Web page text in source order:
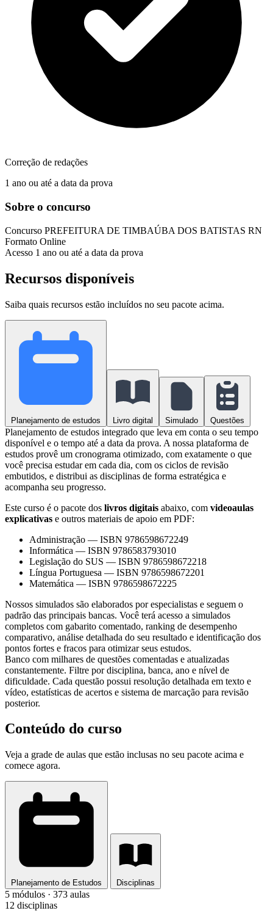
Correção de redações
1 ano ou até a data da prova
Sobre o concurso
Concurso PREFEITURA DE TIMBAÚBA DOS BATISTAS RN
Formato Online
Acesso 1 ano ou até a data da prova
Recursos disponíveis
Saiba quais recursos estão incluídos no seu pacote acima.
Planejamento de estudos Livro digital Simulado Questões
Planejamento de estudos integrado que leva em conta o seu tempo
disponível e o tempo até a data da prova. A nossa plataforma de
estudos provê um cronograma otimizado, com exatamente o que
você precisa estudar em cada dia, com os ciclos de revisão
embutidos, e distribui as disciplinas de forma estratégica e
acompanha seu progresso.
Este curso é o pacote dos livros digitais abaixo, com videoaulas
explicativas e outros materiais de apoio em PDF:
Administração — ISBN 9786598672249
Informática — ISBN 9786583793010
Legislação do SUS — ISBN 9786598672218
Língua Portuguesa — ISBN 9786598672201
Matemática — ISBN 9786598672225
Nossos simulados são elaborados por especialistas e seguem o
padrão das principais bancas. Você terá acesso a simulados
completos com gabarito comentado, ranking de desempenho
comparativo, análise detalhada do seu resultado e identificação dos
pontos fortes e fracos para otimizar seus estudos.
Banco com milhares de questões comentadas e atualizadas
constantemente. Filtre por disciplina, banca, ano e nível de
dificuldade. Cada questão possui resolução detalhada em texto e
vídeo, estatísticas de acertos e sistema de marcação para revisão
posterior.
Conteúdo do curso
Veja a grade de aulas que estão inclusas no seu pacote acima e
comece agora.
Planejamento de Estudos Disciplinas
5 módulos · 373 aulas
12 disciplinas